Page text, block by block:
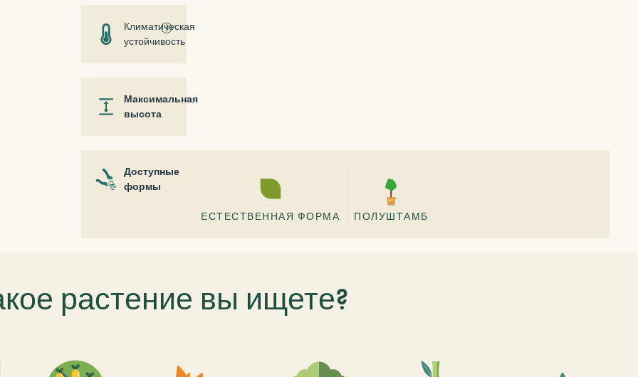
Климатическая
устойчивость
ⓘ
Максимальная
высота
Доступные
формы
ЕСТЕСТВЕННАЯ ФОРМА ПОЛУШТАМБ
растение вы ищете?